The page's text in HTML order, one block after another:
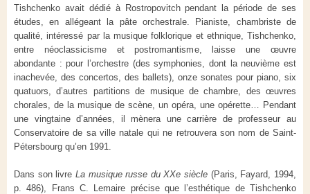
Tishchenko avait dédié à Rostropovitch pendant la période de ses
études, en allégeant la pâte orchestrale. Pianiste, chambriste de
qualité, intéressé par la musique folklorique et ethnique, Tishchenko,
entre néoclassicisme et postromantisme, laisse une œuvre
abondante : pour l’orchestre (des symphonies, dont la neuvième est
inachevée, des concertos, des ballets), onze sonates pour piano, six
quatuors, d’autres partitions de musique de chambre, des œuvres
chorales, de la musique de scène, un opéra, une opérette… Pendant
une vingtaine d’années, il mènera une carrière de professeur au
Conservatoire de sa ville natale qui ne retrouvera son nom de Saint-
Pétersbourg qu’en 1991.
Dans son livre La musique russe du XXe siècle (Paris, Fayard, 1994,
p. 486), Frans C. Lemaire précise que l’esthétique de Tishchenko